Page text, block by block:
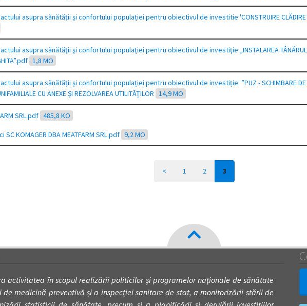
asupra sănătății și confortului populației pentru obiectivul de investitie 'CONSTRUIRE CLĂDIRE
asupra sănătăţii şi confortului populaţiei pentru obiectivul de investiţie „INSTALAREA TÂNĂRULUI
1,8 MO
asupra sănătății și confortului populației pentru obiectivul de investiție: ”PUZ - SCHIMBARE DE
CU ANEXE ȘI REZOLVAREA UTILITĂȚILOR 14,9 MO
SRL.pdf 485,8 KO
KOMAGER DBA MEATFARM SRL.pdf 9,2 MO
< 1 2 3
activitatea în scopul realizării politicilor şi programelor naţionale de sănătate
medicină preventivă şi a inspecţiei sanitare de stat, a monitorizării stării de